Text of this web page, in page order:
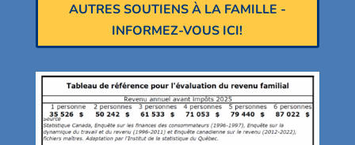
AUTRES SOUTIENS À LA FAMILLE -
INFORMEZ-VOUS ICI!